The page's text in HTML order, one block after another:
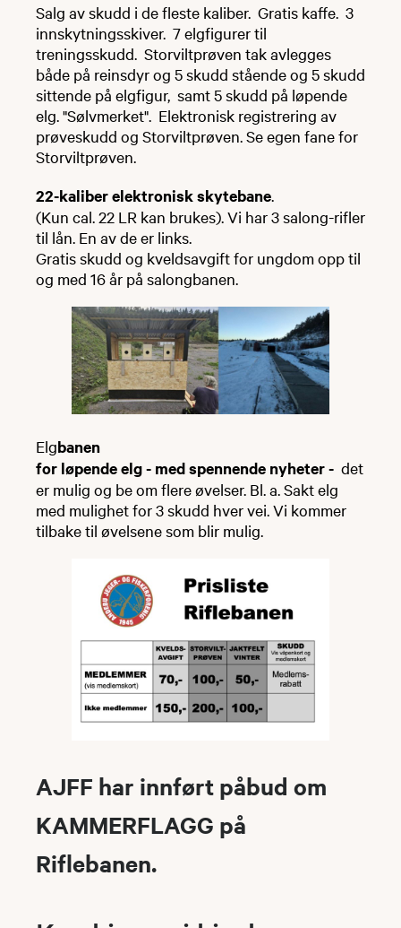
Salg av skudd i de fleste kaliber. Gratis kaffe. 3
innskytningsskiver. 7 elgfigurer til
treningsskudd. Storviltprøven tak avlegges
både på reinsdyr og 5 skudd stående og 5 skudd
sittende på elgfigur, samt 5 skudd på løpende
elg. "Sølvmerket". Elektronisk registrering av
prøveskudd og Storviltprøven. Se egen fane for
Storviltprøven.
22-kaliber elektronisk skytebane.
(Kun cal. 22 LR kan brukes). Vi har 3 salong-rifler
til lån. En av de er links.
Gratis skudd og kveldsavgift for ungdom opp til
og med 16 år på salongbanen.
Elgbanen
for løpende elg - med spennende nyheter - det
er mulig og be om flere øvelser. Bl. a. Sakt elg
med mulighet for 3 skudd hver vei. Vi kommer
tilbake til øvelsene som blir mulig.
AJFF har innført påbud om
KAMMERFLAGG på
Riflebanen.